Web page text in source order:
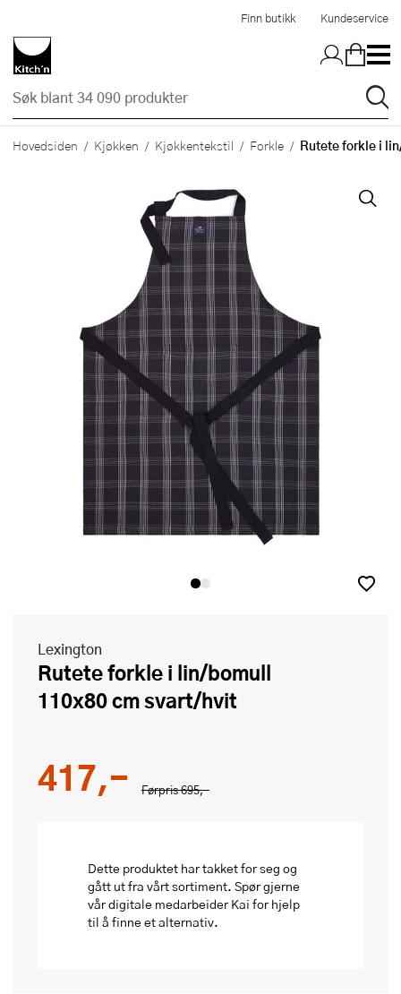
Finn butikk Kundeservice
Hovedsiden Kjøkken Kjøkkentekstil Forkle Rutete forkle i
Lexington
Rutete forkle i lin/bomull
110x80 cm svart/hvit
Førpris695,-
417,-
Dette produktet har takket for seg og
gått ut fra vårt sortiment. Spør gjerne
vår digitale medarbeider Kai for hjelp
til å finne et alternativ.